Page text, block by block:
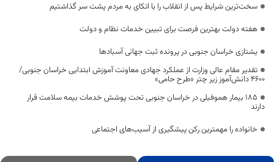
سخت‌ترین شرایط پس از انقلاب را با اتکای به مردم پشت سر گذاشتیم
هفته دولت بهترین فرصت برای تبیین خدمات نظام و دولت
یشتازی خراسان جنوبی در پرونده ثبت جهانی آسبادها
تقدیر مقام عالی وزارت از عملکرد جهادی معاونت آموزش ابتدایی خراسان جنوبی/
۴۶۰۰ دانش‌آموز زیر چتر «طرح حامی»
۱۸۵ بیمار هموفیلی در خراسان جنوبی تحت پوشش خدمات بیمه سلامت قرار
دارند
خانواده را مهمترین رکن پیشگیری از آسیب‌های اجتماعی